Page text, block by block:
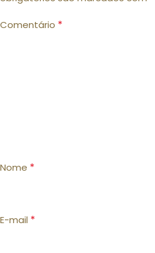
Comentário *
Nome *
E-mail *